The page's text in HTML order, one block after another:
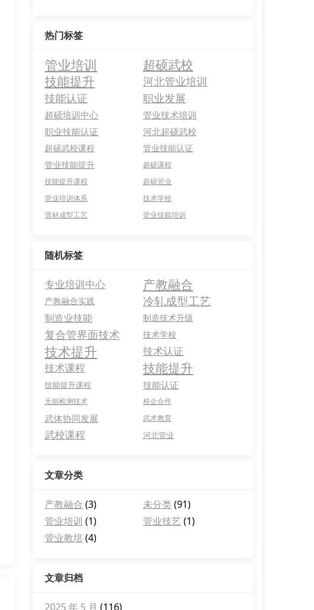
热门标签
管业培训 超硕武校
技能提升 河北管业培训
技能认证 职业发展
超硕培训中心
管业技术培训
职业技能认证
河北超硕武校
超硕武校课程
管业技能认证
管业技能提升
超硕课程
技能提升课程
超硕管业
管业培训体系
技术学校
管材成型工艺
管业技能培训
随机标签
专业培训中心 产教融合
产教融合实践 冷轧成型工艺
制造业技能 制造技术升级
复合管界面技术 技术学校
技术提升
技术认证
技术课程
技能提升
技能提升课程 技能认证
无损检测技术 校企合作
武体协同发展 武术教育
武校课程 河北管业
文章分类
产教融合 (3) 未分类(91)
管业培训 (1) 管业技艺(1)
管业教培 (4)
文章归档
2025 年 5 月 (116)